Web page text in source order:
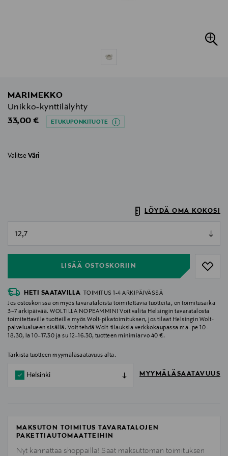
MARIMEKKO
Unikko-kynttilälyhty
Original Price
33,00 € ETUKUPONKITUOTE
Valitse Väri
LÖYDÄ OMA KOKOSI
LISÄÄ OSTOSKORIIN
HETI SAATAVILLA
TOIMITUS 1-4 ARKIPÄIVÄSSÄ
Jos ostoskorissa on myös tavarataloista toimitettavia tuotteita, on toimitusaika
3–7 arkipäivää. WOLTILLA NOPEAMMIN! Voit valita Helsingin tavaratalosta
toimitettaville tuotteille myös Wolt-pikatoimituksen, jos tilaat Helsingin Wolt-
palvelualueen sisällä. Voit tehdä Wolt-tilauksia verkkokaupassa ma–pe 10–
18.30, la 10–17.30 ja su 12–16.30, tuotteen minimiarvo 40 €.
Tarkista tuotteen myymäläsaatavuus alta.
Helsinki MYYMÄLÄSAATAVUUS
MAKSUTON TOIMITUS TAVARATALOJEN
PAKETTIAUTOMAATTEIHIN
Nyt kannattaa shoppailla! Saat maksuttoman toimituksen